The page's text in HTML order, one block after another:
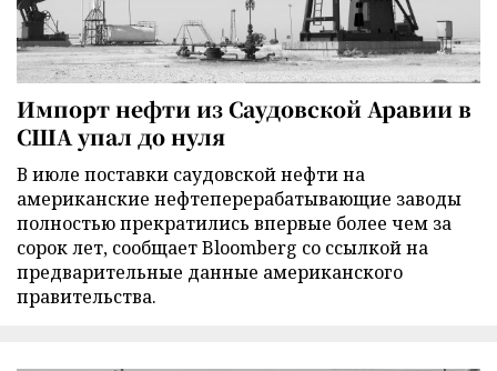
Импорт нефти из Саудовской Аравии в
США упал до нуля
В июле поставки саудовской нефти на
американские нефтеперерабатывающие заводы
полностью прекратились впервые более чем за
сорок лет, сообщает Bloomberg со ссылкой на
предварительные данные американского
правительства.